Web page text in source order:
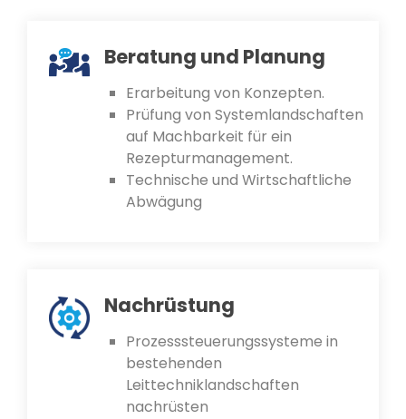
Beratung und Planung
Erarbeitung von Konzepten.
Prüfung von Systemlandschaften
auf Machbarkeit für ein
Rezepturmanagement.
Technische und Wirtschaftliche
Abwägung
Nachrüstung
Prozesssteuerungssysteme in
bestehenden
Leittechniklandschaften
nachrüsten